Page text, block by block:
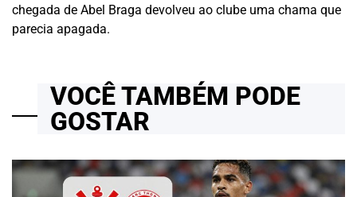
chegada de Abel Braga devolveu ao clube uma chama que
parecia apagada.
VOCÊ TAMBÉM PODE
GOSTAR